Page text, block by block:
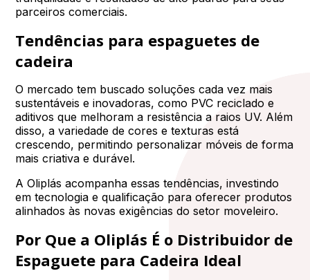
parceiros comerciais.
Tendências para espaguetes de
cadeira
O mercado tem buscado soluções cada vez mais
sustentáveis e inovadoras, como PVC reciclado e
aditivos que melhoram a resistência a raios UV. Além
disso, a variedade de cores e texturas está
crescendo, permitindo personalizar móveis de forma
mais criativa e durável.
A Oliplás acompanha essas tendências, investindo
em tecnologia e qualificação para oferecer produtos
alinhados às novas exigências do setor moveleiro.
Por Que a Oliplás É o Distribuidor de
Espaguete para Cadeira Ideal